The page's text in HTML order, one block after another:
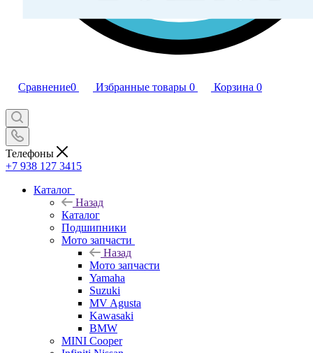
Сравнение0 Избранные товары 0 Корзина 0
Телефоны
+7 938 127 3415
Каталог
Назад
Каталог
Подшипники
Мото запчасти
Назад
Мото запчасти
Yamaha
Suzuki
MV Agusta
Kawasaki
BMW
MINI Cooper